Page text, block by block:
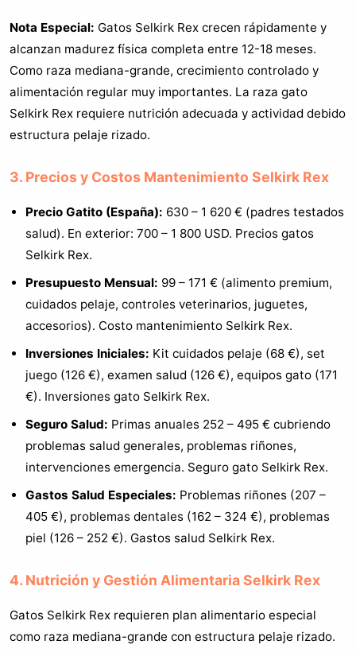
Nota Especial: Gatos Selkirk Rex crecen rápidamente y
alcanzan madurez física completa entre 12-18 meses.
Como raza mediana-grande, crecimiento controlado y
alimentación regular muy importantes. La raza gato
Selkirk Rex requiere nutrición adecuada y actividad debido
estructura pelaje rizado.
3. Precios y Costos Mantenimiento Selkirk Rex
Precio Gatito (España): 630 – 1 620 € (padres testados
salud). En exterior: 700 – 1 800 USD. Precios gatos
Selkirk Rex.
Presupuesto Mensual: 99 – 171 € (alimento premium,
cuidados pelaje, controles veterinarios, juguetes,
accesorios). Costo mantenimiento Selkirk Rex.
Inversiones Iniciales: Kit cuidados pelaje (68 €), set
juego (126 €), examen salud (126 €), equipos gato (171
€). Inversiones gato Selkirk Rex.
Seguro Salud: Primas anuales 252 – 495 € cubriendo
problemas salud generales, problemas riñones,
intervenciones emergencia. Seguro gato Selkirk Rex.
Gastos Salud Especiales: Problemas riñones (207 –
405 €), problemas dentales (162 – 324 €), problemas
piel (126 – 252 €). Gastos salud Selkirk Rex.
4. Nutrición y Gestión Alimentaria Selkirk Rex
Gatos Selkirk Rex requieren plan alimentario especial
como raza mediana-grande con estructura pelaje rizado.